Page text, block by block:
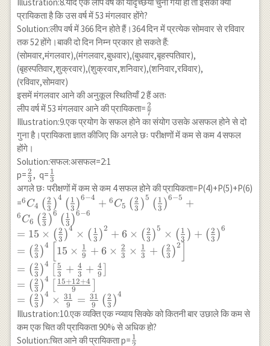
{36} \times
{216} \times
प्रायिकता है कि उस वर्ष में 53 मंगलवार होंगे?
Solution:लीप वर्ष में 366 दिन होते हैं।364 दिन में प्रत्येक सोमवार से रविवार
तक 52 होंगे।बाकी दो दिन निम्न प्रकार हो सकते हैं:
(सोमवार,मंगलवार),(मंगलवार,बुधवार),(बुधवार,बृहस्पतिवार),
(बृहस्पतिवार,शुक्रवार),(शुक्रवार,शनिवार),(शनिवार,रविवार),
(रविवार,सोमवार)
इसमें मंगलवार आने की अनुकूल स्थितियाँ 2 हैं अतः
लीप वर्ष में 53 मंगलवार आने की प्रायिकता=\frac{2}
{7}
7
2
Illustration:9.एक प्रयोग के सफल होने का संयोग उसके असफल होने से दो
गुना है।प्रायिकता ज्ञात कीजिए कि अगले छः परीक्षणों में कम से कम 4 सफल
होंगे।
Solution:सफल:असफल=2:1
p=\frac{2}
{3}
3
2 , q=\frac{1}
{3}
3
1
अगले छः परीक्षणों में कम से कम 4 सफल होने की प्रायिकता=P(4)+P(5)+P(6)
={}^6 C_4 \left(\frac{2}
{3}\right)^4\left(\frac{1}
{3}\right)^{6-4}+{}^6 C_5
\left(\frac{2}{3}\right)^5
\left(\frac{1}{3}\right)^{6-5} +
{}^6 C_6 \left(\frac{2}
{3}\right)^6\left(\frac{1}
{3}\right)^{6-6} \\ =15 \times
\left(\frac{2}{3}\right)^4
\times\left(\frac{1}
{3}\right)^2+6
\times\left(\frac{2}{3}\right)^5
6 C4 ( 3
2 )4 ( 3
1 )6−4 + 6 C5 ( 3
2 )5 ( 3
1 )6−5 +
6 C6 ( 3
2 )6 ( 3
1 )6−6
= 15 × ( 3
2 )4 × ( 3
1 )2 + 6 × ( 3
2 )5 × ( 3
1 ) + ( 3
2 )6
= ( 3
2 )4 [15 × 9
1 + 6 × 3
2 × 3
1 + ( 3
2 )2]
= ( 3
2 )4
3
5 + 3
4 + 9
4
= ( 3
2 )4
9
15+12+4
= ( 3
2 )4 × 9
31 = 9
31 ( 3
2 )4
Illustration:10.एक व्यक्ति एक न्य्याय सिक्के को कितनी बार उछाले कि कम से
कम एक चित की प्रायिकता 90% से अधिक हो?
Solution:चित आने की प्रायिकता p=\frac{1}
1